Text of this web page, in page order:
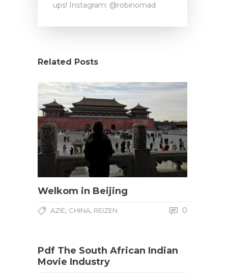
ups! Instagram: @robinomad
Related Posts
Welkom in Beijing
AZIË, CHINA, REIZEN 0
Pdf The South African Indian
Movie Industry